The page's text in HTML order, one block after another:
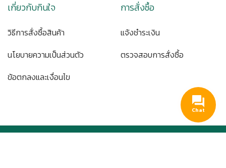
เกี่ยวกับกินใจ
วิธีการสั่งซื้อสินค้า
นโยบายความเป็นส่วนตัว
ข้อตกลงและเงื่อนไข
การสั่งซื้อ
แจ้งชำระเงิน
ตรวจสอบการสั่งซื้อ
Chat